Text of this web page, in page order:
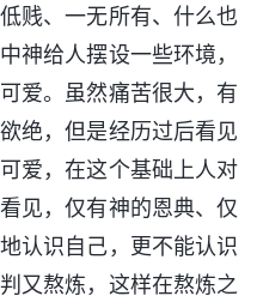
贱、一无所有、什么也
神给人摆设一些环境，
爱。虽然痛苦很大，有
绝，但是经历过后看见
爱，在这个基础上人对
见，仅有神的恩典、仅
认识自己，更不能认识
又熬炼，这样在熬炼之